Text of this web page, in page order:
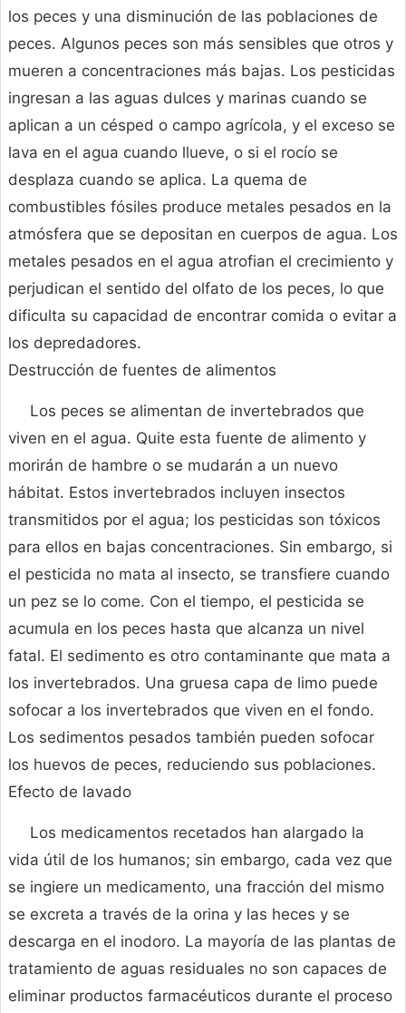
los peces y una disminución de las poblaciones de
peces. Algunos peces son más sensibles que otros y
mueren a concentraciones más bajas. Los pesticidas
ingresan a las aguas dulces y marinas cuando se
aplican a un césped o campo agrícola, y el exceso se
lava en el agua cuando llueve, o si el rocío se
desplaza cuando se aplica. La quema de
combustibles fósiles produce metales pesados en la
atmósfera que se depositan en cuerpos de agua. Los
metales pesados en el agua atrofian el crecimiento y
perjudican el sentido del olfato de los peces, lo que
dificulta su capacidad de encontrar comida o evitar a
los depredadores.
Destrucción de fuentes de alimentos
Los peces se alimentan de invertebrados que
viven en el agua. Quite esta fuente de alimento y
morirán de hambre o se mudarán a un nuevo
hábitat. Estos invertebrados incluyen insectos
transmitidos por el agua; los pesticidas son tóxicos
para ellos en bajas concentraciones. Sin embargo, si
el pesticida no mata al insecto, se transfiere cuando
un pez se lo come. Con el tiempo, el pesticida se
acumula en los peces hasta que alcanza un nivel
fatal. El sedimento es otro contaminante que mata a
los invertebrados. Una gruesa capa de limo puede
sofocar a los invertebrados que viven en el fondo.
Los sedimentos pesados también pueden sofocar
los huevos de peces, reduciendo sus poblaciones.
Efecto de lavado
Los medicamentos recetados han alargado la
vida útil de los humanos; sin embargo, cada vez que
se ingiere un medicamento, una fracción del mismo
se excreta a través de la orina y las heces y se
descarga en el inodoro. La mayoría de las plantas de
tratamiento de aguas residuales no son capaces de
eliminar productos farmacéuticos durante el proceso